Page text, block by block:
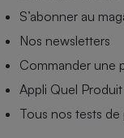
S’abonner au
Nos newsletters
Commander une
Appli Quel Produit
Tous nos tests de